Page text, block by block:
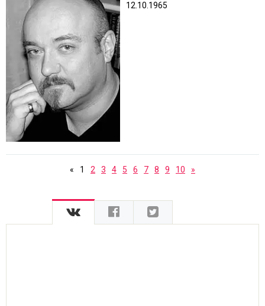
12.10.1965
« 1 2 3 4 5 6 7 8 9 10 »